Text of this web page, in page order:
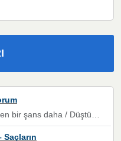
dizeleri, artık geçmişin tekrarına izin verilmeyeceğini, kişisel sınırların çizildiğini gösteriyor.